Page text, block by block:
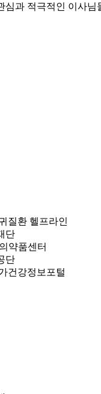
심과 적극적인 이사님
질환 헬프라인
단
약품센터
단
건강정보포털